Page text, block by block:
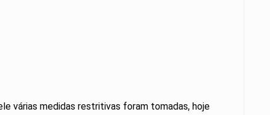
várias medidas restritivas foram tomadas, hoje